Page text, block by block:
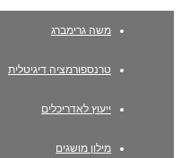
משה גרימברג
טרנספורמציה דיגיטלית
ייעוץ לאדריכלים
מילון מושגים